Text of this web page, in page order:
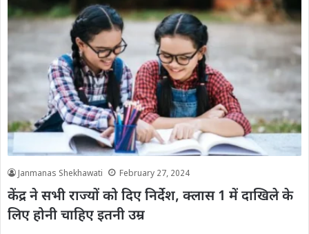
Janmanas Shekhawati February 27, 2024
केंद्र ने सभी राज्यों को दिए निर्देश, क्लास 1 में दाखिले के
लिए होनी चाहिए इतनी उम्र